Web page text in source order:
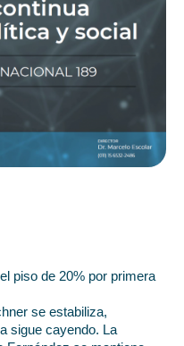
piso de 20% por primera
se estabiliza,
sigue cayendo. La